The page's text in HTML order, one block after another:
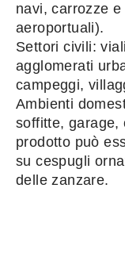
navi, carrozze
aeroportuali).
Settori civili:
agglomerati
campeggi,
Ambienti
soffitte, garage,
prodotto può
su cespugli
delle zanzare.